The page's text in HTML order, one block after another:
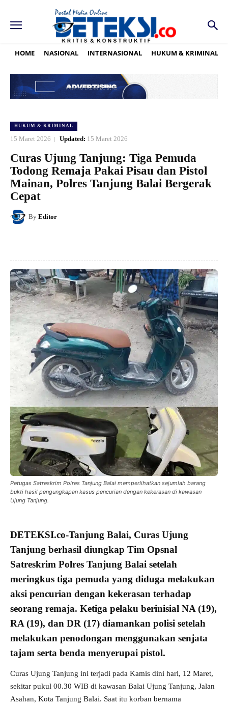
HOME NASIONAL INTERNASIONAL HUKUM & KRIMINAL
HUKUM & KRIMINAL
15 Maret 2026 Updated: 15 Maret 2026
Curas Ujung Tanjung: Tiga Pemuda
Todong Remaja Pakai Pisau dan Pistol
Mainan, Polres Tanjung Balai Bergerak
Cepat
By Editor
Petugas Satreskrim Polres Tanjung Balai memperlihatkan sejumlah barang
bukti hasil pengungkapan kasus pencurian dengan kekerasan di kawasan
Ujung Tanjung.
DETEKSI.co-Tanjung Balai, Curas Ujung
Tanjung berhasil diungkap Tim Opsnal
Satreskrim Polres Tanjung Balai setelah
meringkus tiga pemuda yang diduga melakukan
aksi pencurian dengan kekerasan terhadap
seorang remaja. Ketiga pelaku berinisial NA (19),
RA (19), dan DR (17) diamankan polisi setelah
melakukan penodongan menggunakan senjata
tajam serta benda menyerupai pistol.
Curas Ujung Tanjung ini terjadi pada Kamis dini hari, 12 Maret,
sekitar pukul 00.30 WIB di kawasan Balai Ujung Tanjung, Jalan
Asahan, Kota Tanjung Balai. Saat itu korban bernama